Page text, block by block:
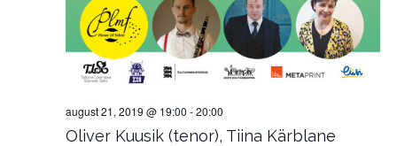
Oliver Kuusik (tenor), Tiina Kärblane
august 21, 2019 @ 19:00 -20:00